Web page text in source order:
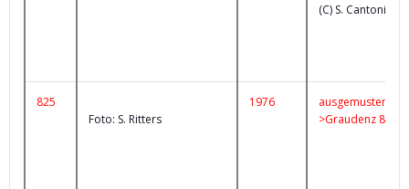
(C) S. Cantoni
825
Foto: S. Ritters
1976
ausgemustert
>Graudenz 83